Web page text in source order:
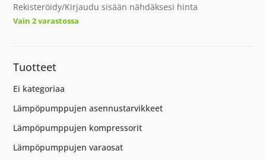
Rekisteröidy/Kirjaudu sisään nähdäksesi hinta
Vain 2 varastossa
Tuotteet
Ei kategoriaa
Lämpöpumppujen asennustarvikkeet
Lämpöpumppujen kompressorit
Lämpöpumppujen varaosat